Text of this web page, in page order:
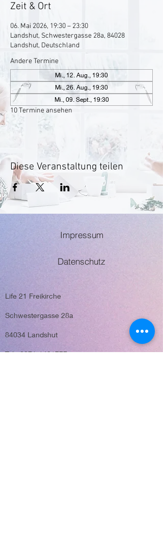
Zeit & Ort
06. Mai 2026, 19:30 – 23:30
Landshut, Schwestergasse 28a, 84028
Landshut, Deutschland
Andere Termine
Mi., 12. Aug., 19:30
Mi., 26. Aug., 19:30
Mi., 09. Sept., 19:30
10 Termine ansehen
Diese Veranstaltung teilen
Impressum
Datenschutz
Life 21 Freikirche
Schwestergasse 28a
84034 Landshut
Tel.: 0871-1421777